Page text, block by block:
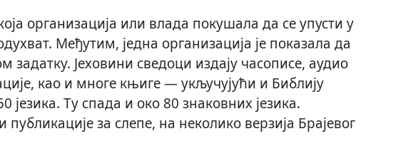
организација или влада покушала да се упусти у
Међутим, једна организација је показала да
задатку. Јеховини сведоци издају часописе, аудио
као и многе књиге — укључујући и Библију
Ту спада и око 80 знаковних језика.
публикације за слепе, на неколико верзија Брајевог